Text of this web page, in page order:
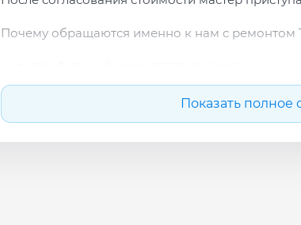
Почему обращаются именно к нам с ремонтом
опыт по бренду TCL;
прозрачная смета до начала работ;
подбор проверенных комплектующих.
Показать полное